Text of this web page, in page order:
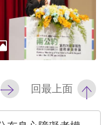
回最上面